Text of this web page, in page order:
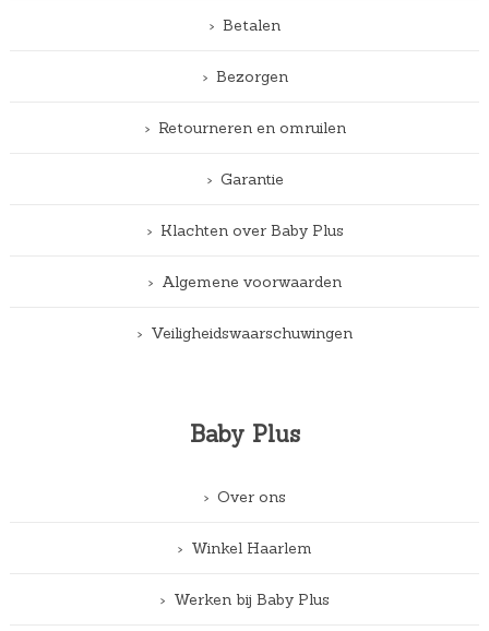
Betalen
Bezorgen
Retourneren en omruilen
Garantie
Klachten over Baby Plus
Algemene voorwaarden
Veiligheidswaarschuwingen
Baby Plus
Over ons
Winkel Haarlem
Werken bij Baby Plus